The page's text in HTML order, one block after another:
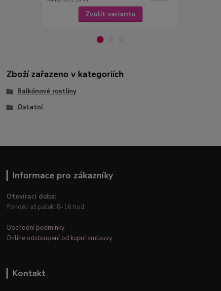
Zvolit variantu
Zboží zařazeno v kategoriích
Balkónové rostliny
Ostatní
Informace pro zákazníky
Otevírací doba:
Pondělí až pátek: 8-16 hod.
Obchodní podmínky
Online odstoupení od kupní smlouvy
Kontakt